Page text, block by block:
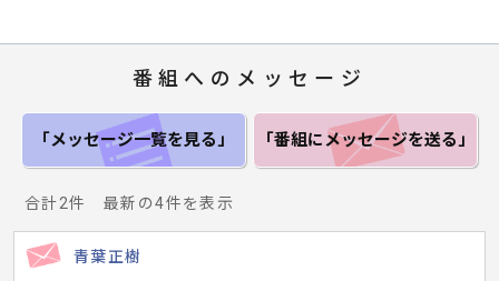
番組へのメッセージ
「メッセージ一覧を見る」 「番組にメッセージを送る」
合計2件 最新の4件を表示
青葉正樹